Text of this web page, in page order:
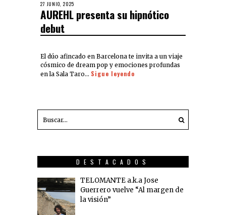
27 JUNIO, 2025
AUREHL presenta su hipnótico
debut
El dúo afincado en Barcelona te invita a un viaje
cósmico de dream pop y emociones profundas
en la Sala Taro... Sigue leyendo
DESTACADOS
TELOMANTE a.k.a Jose
Guerrero vuelve “Al margen de
la visión”